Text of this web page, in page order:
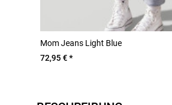
Mom Jeans Light Blue
72,95 € *